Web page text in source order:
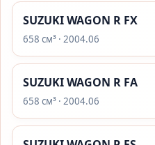
SUZUKI WAGON R FX
658 см³ · 2004.06
SUZUKI WAGON R FA
658 см³ · 2004.06